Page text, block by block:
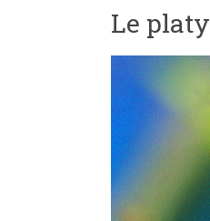
Le platy